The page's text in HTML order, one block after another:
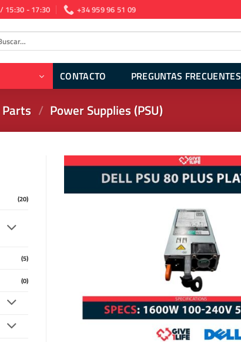
15:30 - 17:30 +34 959 96 51 09
CONTACTO PREGUNTAS FRECUENTES
/ Power Supplies (PSU)
(20)
(5)
(0)